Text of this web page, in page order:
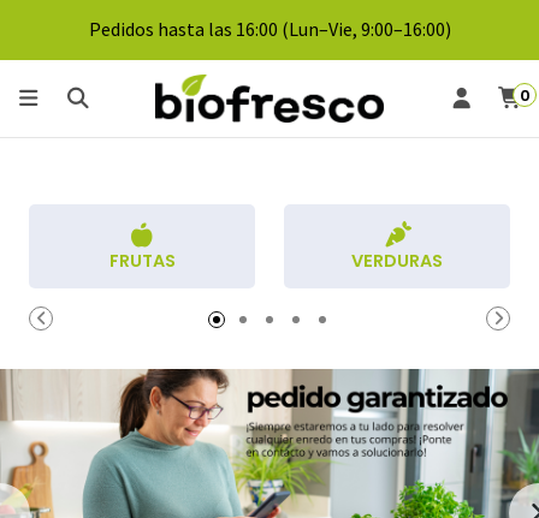
Pedidos hasta las 16:00 (Lun–Vie, 9:00–16:00)
0
FRUTAS VERDURAS